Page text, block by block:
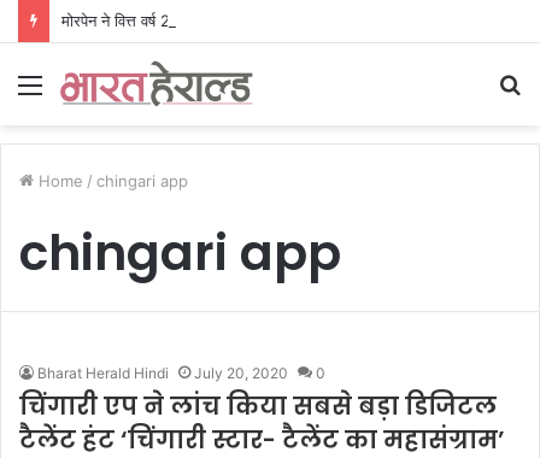
Menu
Home / chingari app
chingari app
Bharat Herald Hindi July 20, 2020 0
चिंगारी एप ने लांच किया सबसे बड़ा डिजिटल
टैलेंट हंट ‘चिंगारी स्टार- टैलेंट का महासंग्राम’